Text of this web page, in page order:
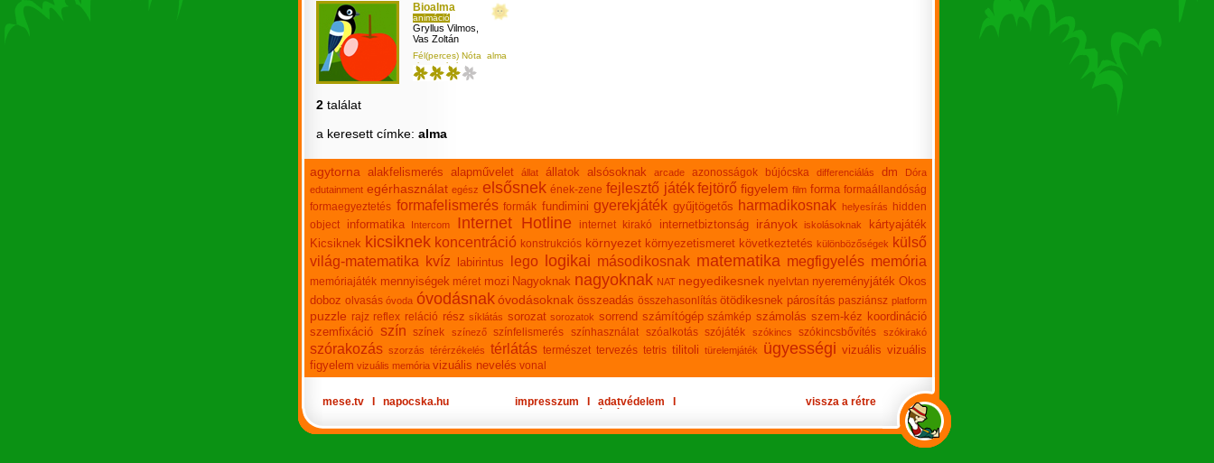
Bioalma
animáció
Gryllus Vilmos
Vas Zoltán
Fél(perces) Nóta
alma
cinege kukac
2 találat
a keresett címke: alma
agytorna alakfelismerés alapművelet állat állatok alsósoknak arcade azonosságok bújócska differenciálás dm
Dóra
edutainment egérhasználat egész elsősnek ének-zene fejlesztő játék fejtörő figyelem film forma formaállandóság
formaegyeztetés formafelismerés formák fundimini gyerekjáték gyűjtögetős harmadikosnak helyesírás
hidden
object
informatika Intercom Internet Hotline internet kirakó internetbiztonság irányok iskolásoknak
kártyajáték
Kicsiknek kicsiknek koncentráció konstrukciós környezet környezetismeret következtetés különbözőségek külső
világ-matematika kvíz labirintus lego logikai másodikosnak matematika megfigyelés memória
memóriajáték mennyiségek méret mozi Nagyoknak nagyoknak NAT negyedikesnek nyelvtan nyereményjáték Okos
doboz olvasás óvoda óvodásnak óvodásoknak összeadás összehasonlítás ötödikesnek párosítás pasziánsz platform
puzzle rajz reflex reláció rész síklátás sorozat sorozatok sorrend számítógép számkép számolás szem-kéz koordináció
szemfixáció szín színek színező színfelismerés színhasználat szóalkotás szójáték szókincs szókincsbővítés szókirakó
szórakozás szorzás térérzékelés térlátás természet tervezés tetris tilitoli türelemjáték ügyességi vizuális vizuális
figyelem vizuális memória vizuális nevelés vonal
mese.tv napocska.hu impresszum adatvédelem vissza a rétre